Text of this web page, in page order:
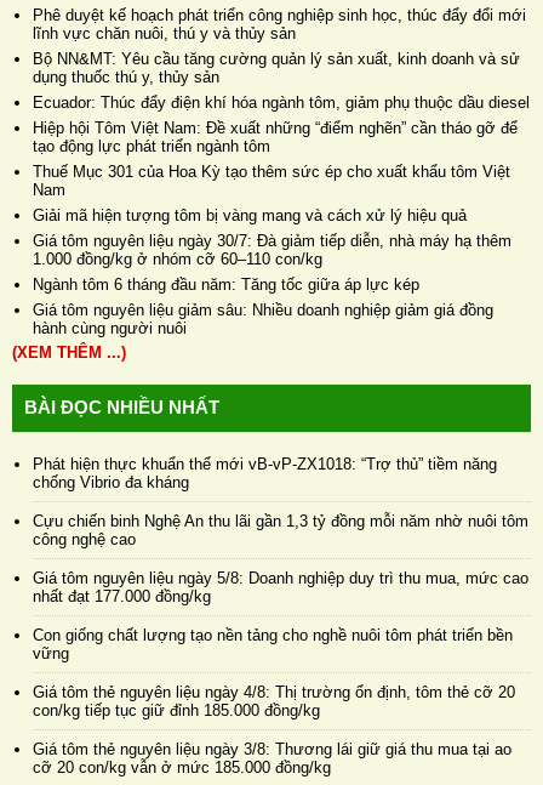
Phê duyệt kế hoạch phát triển công nghiệp sinh học, thúc đẩy đổi mới
lĩnh vực chăn nuôi, thú y và thủy sản
Bộ NN&MT: Yêu cầu tăng cường quản lý sản xuất, kinh doanh và sử
dụng thuốc thú y, thủy sản
Ecuador: Thúc đẩy điện khí hóa ngành tôm, giảm phụ thuộc dầu diesel
Hiệp hội Tôm Việt Nam: Đề xuất những “điểm nghẽn” cần tháo gỡ để
tạo động lực phát triển ngành tôm
Thuế Mục 301 của Hoa Kỳ tạo thêm sức ép cho xuất khẩu tôm Việt
Nam
Giải mã hiện tượng tôm bị vàng mang và cách xử lý hiệu quả
Giá tôm nguyên liệu ngày 30/7: Đà giảm tiếp diễn, nhà máy hạ thêm
1.000 đồng/kg ở nhóm cỡ 60–110 con/kg
Ngành tôm 6 tháng đầu năm: Tăng tốc giữa áp lực kép
Giá tôm nguyên liệu giảm sâu: Nhiều doanh nghiệp giảm giá đồng
hành cùng người nuôi
(XEM THÊM ...)
BÀI ĐỌC NHIỀU NHẤT
Phát hiện thực khuẩn thể mới vB-vP-ZX1018: “Trợ thủ” tiềm năng
chống Vibrio đa kháng
Cựu chiến binh Nghệ An thu lãi gần 1,3 tỷ đồng mỗi năm nhờ nuôi tôm
công nghệ cao
Giá tôm nguyên liệu ngày 5/8: Doanh nghiệp duy trì thu mua, mức cao
nhất đạt 177.000 đồng/kg
Con giống chất lượng tạo nền tảng cho nghề nuôi tôm phát triển bền
vững
Giá tôm thẻ nguyên liệu ngày 4/8: Thị trường ổn định, tôm thẻ cỡ 20
con/kg tiếp tục giữ đỉnh 185.000 đồng/kg
Giá tôm thẻ nguyên liệu ngày 3/8: Thương lái giữ giá thu mua tại ao
cỡ 20 con/kg vẫn ở mức 185.000 đồng/kg